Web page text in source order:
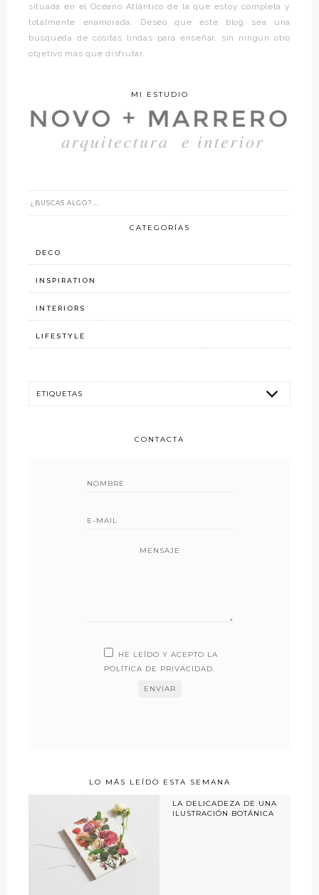
situada en el Océano Atlántico de la que estoy completa y
totalmente enamorada. Deseo que este blog sea una
búsqueda de cositas lindas para enseñar, sin ningún otro
objetivo más que disfrutar.
MI ESTUDIO
CATEGORÍAS
DECO
INSPIRATION
INTERIORS
LIFESTYLE
CONTACTA
MENSAJE
HE LEÍDO Y ACEPTO LA
POLÍTICA DE PRIVACIDAD.
LO MÁS LEÍDO ESTA SEMANA
LA DELICADEZA DE UNA
ILUSTRACIÓN BOTÁNICA